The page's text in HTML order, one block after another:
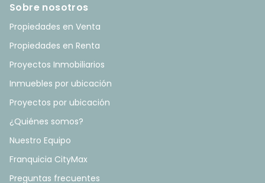
Sobre nosotros
Propiedades en Venta
Propiedades en Renta
Proyectos Inmobiliarios
Inmuebles por ubicación
Proyectos por ubicación
¿Quiénes somos?
Nuestro Equipo
Franquicia CityMax
Preguntas frecuentes